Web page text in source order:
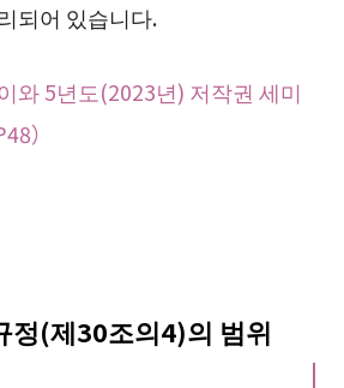
되어 있습니다.
와 5년도(2023년) 저작권 세미
）
정(제30조의4)의 범위